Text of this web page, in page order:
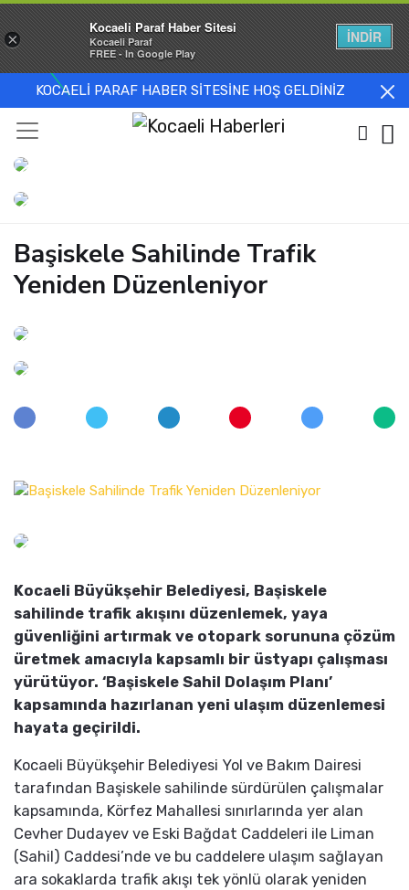
KOCAELİ PARAF HABER SİTESİNE HOŞ GELDİNİZ
Başiskele Sahilinde Trafik
Yeniden Düzenleniyor
Kocaeli Büyükşehir Belediyesi, Başiskele
sahilinde trafik akışını düzenlemek, yaya
güvenliğini artırmak ve otopark sorununa çözüm
üretmek amacıyla kapsamlı bir üstyapı çalışması
yürütüyor. ‘Başiskele Sahil Dolaşım Planı’
kapsamında hazırlanan yeni ulaşım düzenlemesi
hayata geçirildi.
Kocaeli Büyükşehir Belediyesi Yol ve Bakım Dairesi
tarafından Başiskele sahilinde sürdürülen çalışmalar
kapsamında, Körfez Mahallesi sınırlarında yer alan
Cevher Dudayev ve Eski Bağdat Caddeleri ile Liman
(Sahil) Caddesi’nde ve bu caddelere ulaşım sağlayan
ara sokaklarda trafik akışı tek yönlü olarak yeniden
×
Kocaeli Paraf Haber Sitesi
Kocaeli Paraf
FREE - In Google Play
İNDİR